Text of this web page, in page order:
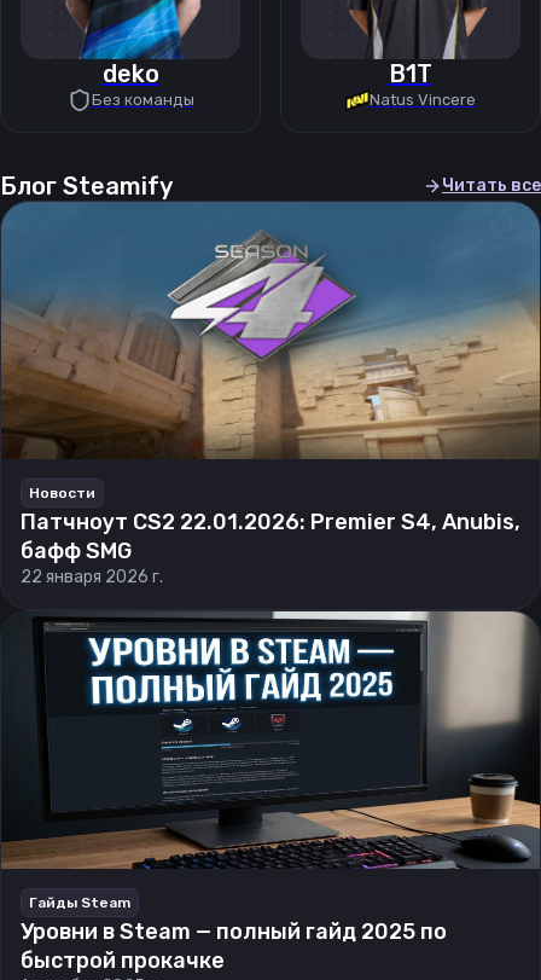
deko
Без команды
B1T
Natus Vincere
Блог Steamify Читать все
Новости
Патчноут CS2 22.01.2026: Premier S4, Anubis,
бафф SMG
22 января 2026 г.
Гайды Steam
Уровни в Steam — полный гайд 2025 по
быстрой прокачке